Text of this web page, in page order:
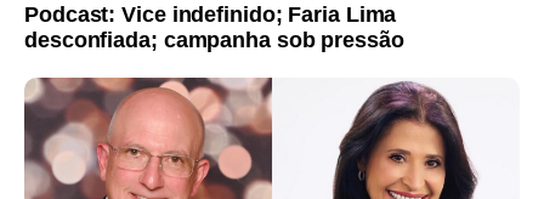
Podcast: Vice indefinido; Faria Lima
desconfiada; campanha sob pressão